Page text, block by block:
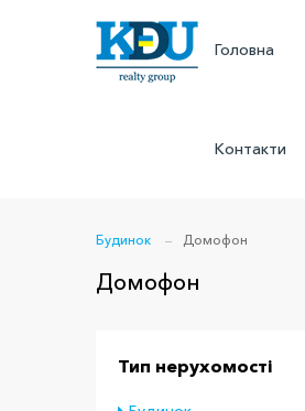
Головна
Контакти
Будинок Домофон
Домофон
Тип нерухомості